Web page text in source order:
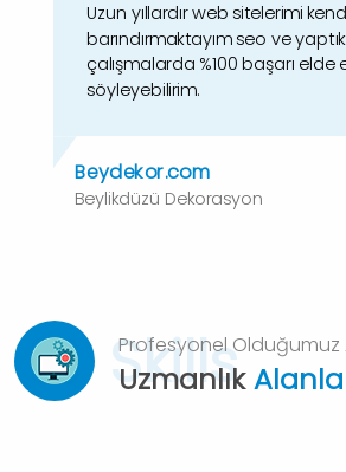
Uzun yıllardır web sitelerimi
barındırmaktayım seo ve
çalışmalarda %100 başarı elde
söyleyebilirim.
Beydekor.com
Beylikdüzü Dekorasyon
Sitemin tasarımını yaptıktan
istediğim kelimelerde ilk sıraya
kendilerine çok teşekkür
kesinlikle referans olabilirim.
Karamanparke.com
Beylikdüzü Parke
Skills
Profesyonel Olduğumuz
Uzmanlık